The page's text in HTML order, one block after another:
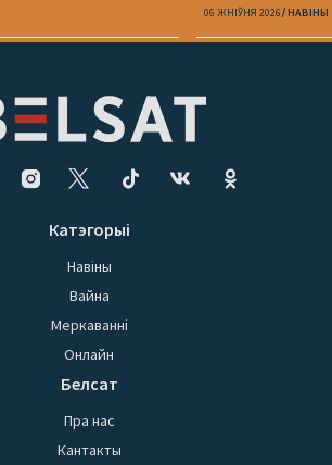
06 ЖНІЎНЯ 2026 НАВІНЫ
Катэгорыі
Навіны
Вайна
Меркаванні
Онлайн
Белсат
Пра нас
Кантакты